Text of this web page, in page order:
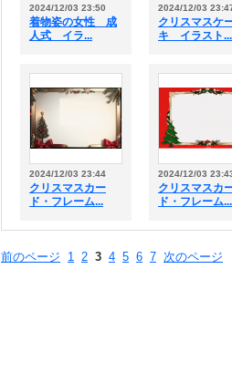
2024/12/03 23:50
着物姿の女性 成
人式 イラ...
2024/12/03
クリスマスケ
キ イラスト...
2024/12/03 23:44
クリスマスカー
ド・フレーム...
2024/12/03
クリスマスカ
ド・フレーム...
前のページ 1 2 3 4 5 6 7 次のページ